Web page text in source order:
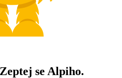
se Alpiho.